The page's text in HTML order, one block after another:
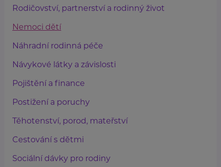
Rodičovství, partnerství a rodinný život
Nemoci dětí
Náhradní rodinná péče
Návykové látky a závislosti
Pojištění a finance
Postižení a poruchy
Těhotenství, porod, mateřství
Cestování s dětmi
Sociální dávky pro rodiny